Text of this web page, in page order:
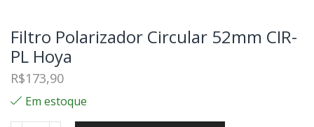
Filtro Polarizador Circular 52mm CIR-
PL Hoya
R$173,90
Em estoque